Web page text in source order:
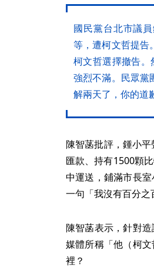
國民黨台北市議
等，遭柯文哲提告
柯文哲選擇撤告
強烈不滿。民眾黨
解兩天了，你的道
陳智菡批評，鍾小
匯款、持有1500顆
中運送，鋪滿市長
一句「我沒有百分之
陳智菡表示，針對
媒體所稱「他（柯
裡？